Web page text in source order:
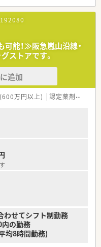
局を展開し、地域医療への
るため、安定した経営基盤と
としており、地域に根差した
り、仕事と私生活の調和を
ため、サービス残業の心配
シュ休暇が付与され、心身
192080
可能！≫阪急嵐山沿線・
ストアです。
追加
万円以上) 認定薬剤師取得支援あり
せてシフト制勤務
の勤務
均8時間勤務)